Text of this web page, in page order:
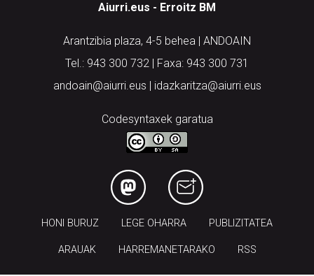
Aiurri.eus - Erroitz BM
Arantzibia plaza, 4-5 behea | ANDOAIN
Tel.: 943 300 732 | Faxa: 943 300 731
andoain@aiurri.eus | idazkaritza@aiurri.eus
Codesyntaxek garatua
HONI BURUZ LEGE OHARRA PUBLIZITATEA
ARAUAK HARREMANETARAKO RSS